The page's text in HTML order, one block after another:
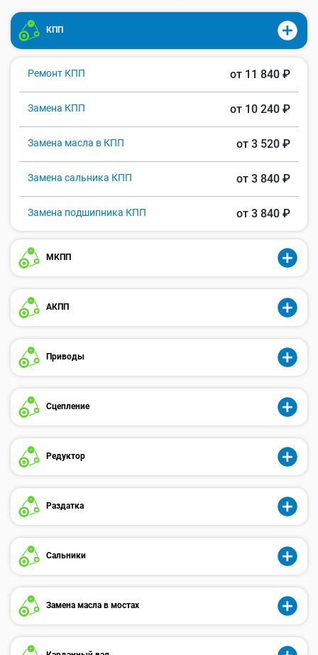
КПП
Ремонт КПП от 11 840 ₽
Замена КПП от 10 240 ₽
Замена масла в КПП от 3 520 ₽
Замена сальника КПП от 3 840 ₽
Замена подшипника КПП от 3 840 ₽
МКПП
АКПП
Приводы
Сцепление
Редуктор
Раздатка
Сальники
Замена масла в мостах